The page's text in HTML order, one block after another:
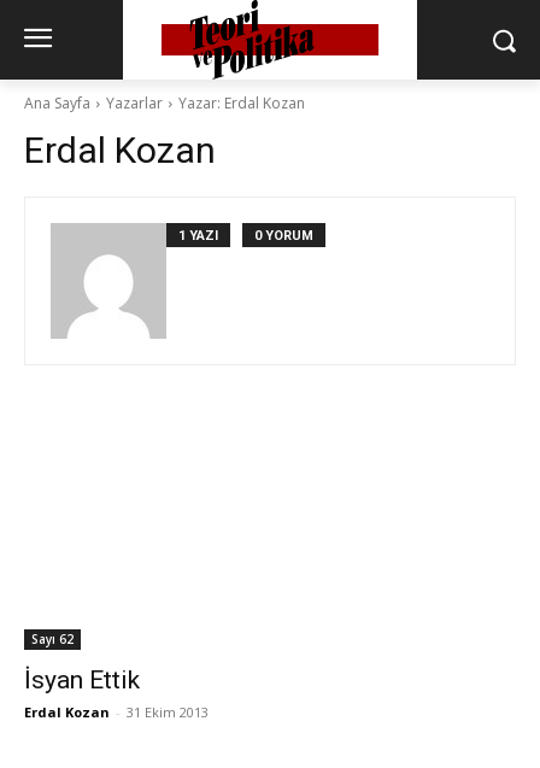
Ana Sayfa Yazarlar Yazar: Erdal Kozan
Erdal Kozan
1 YAZI 0 YORUM
Sayı 62
İsyan Ettik
Erdal Kozan - 31 Ekim 2013